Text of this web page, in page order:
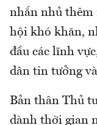
nhắn nhủ
hội khó khăn,
đầu các lĩnh
dân tin tưởng
Bản thân Thủ
dành thời gian